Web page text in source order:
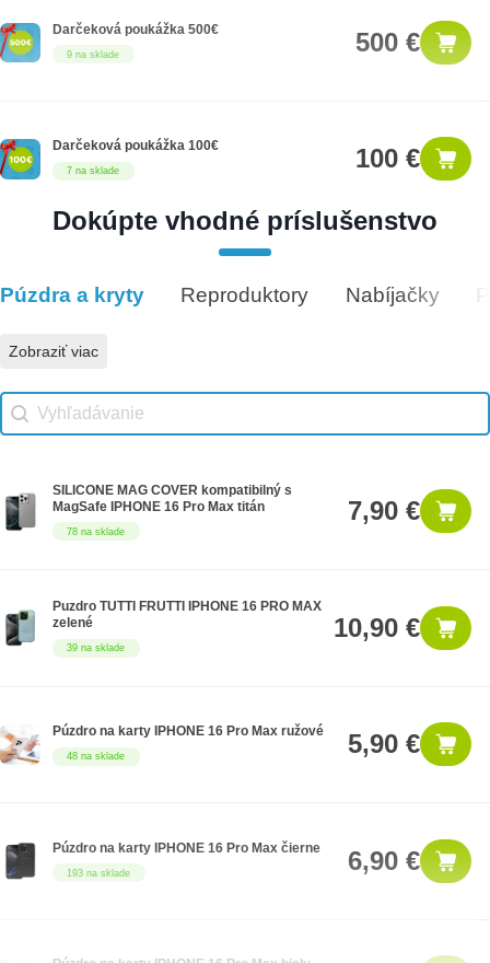
9 na sklade
Darčeková poukážka 500€ 500 €
7 na sklade
Darčeková poukážka 100€ 100 €
5 na sklade
Dokúpte vhodné príslušenstvo
Vhodné príslušenstvo
Púzdra a kryty Reproduktory Nabíjačky
Zobraziť viac
Vhodné príslušenstvo search
Search content
78 na sklade
SILICONE MAG COVER kompatibilný s
MagSafe IPHONE 16 Pro Max titán
7,90 €
39 na sklade
Puzdro TUTTI FRUTTI IPHONE 16 PRO MAX
zelené
10,90 €
48 na sklade
Púzdro na karty IPHONE 16 Pro Max ružové 5,90 €
193 na sklade
Púzdro na karty IPHONE 16 Pro Max čierne 6,90 €